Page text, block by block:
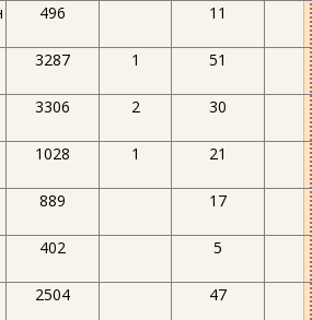
496 11
3287 1 51
3306 2 30
1028 1 21
889 17
402 5
2504 47